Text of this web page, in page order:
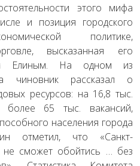
этого мифа
и позиция городского
политике,
высказанная его
Елиным. На одном из
чиновник рассказал о
ресурсов: на 16,8 тыс.
более 65 тыс. вакансий,
населения города
отметил, что «Санкт-
не сможет обойтись … без